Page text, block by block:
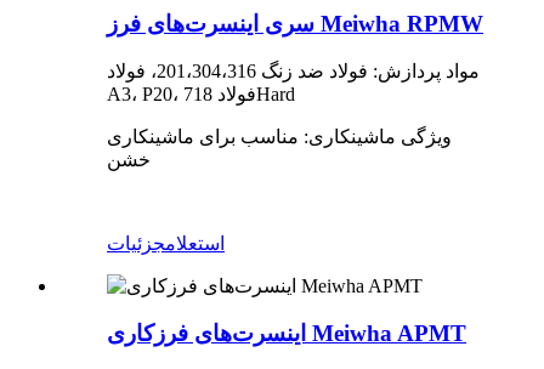
سری اینسرت‌های فرز Meiwha RPMW
مواد پردازش: فولاد ضد زنگ 201،304،316، فولاد
A3، P20، فولاد 718Hard
ویژگی ماشینکاری: مناسب برای ماشینکاری
خشن
استعلامجزئیات
اینسرت‌های فرزکاری Meiwha APMT